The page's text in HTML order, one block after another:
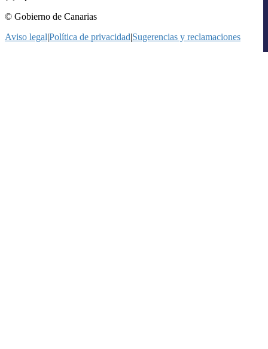
© Gobierno de Canarias
Aviso legal|Política de privacidad|Sugerencias y reclamaciones